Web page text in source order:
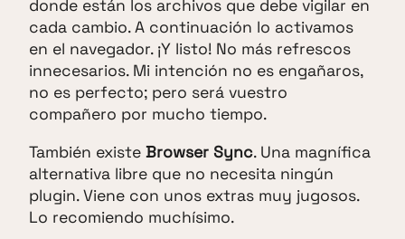
donde están los archivos que debe vigilar en
cada cambio. A continuación lo activamos
en el navegador. ¡Y listo! No más refrescos
innecesarios. Mi intención no es engañaros,
no es perfecto; pero será vuestro
compañero por mucho tiempo.
También existe Browser Sync. Una magnífica
alternativa libre que no necesita ningún
plugin. Viene con unos extras muy jugosos.
Lo recomiendo muchísimo.